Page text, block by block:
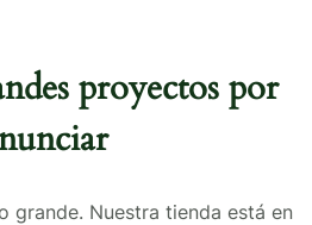
proyectos por
grande. Nuestra tienda está en